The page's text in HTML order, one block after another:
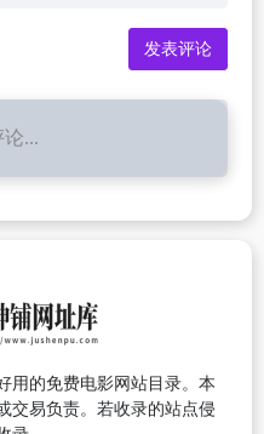
...
用的免费电影网站目录。本
交易负责。若收录的站点侵